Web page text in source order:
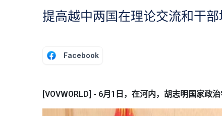
提高越中两国在理论交流和干
Facebook
[VOVWORLD] - 6月1日，在河内，胡志明国家政